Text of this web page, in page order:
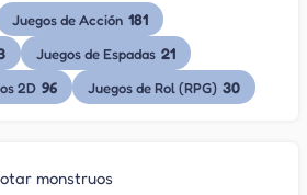
Juegos de Acción 181
Juegos de Espadas 21
2D 96 Juegos de Rol (RPG) 30
monstruos